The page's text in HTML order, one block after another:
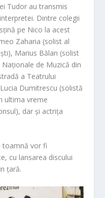
Tudor au transmis
Dintre colegii
pe Nico la acest
Zaharia (solist al
Marius Bălan (solist
Naționale de Muzică din
a Teatrului
Lucia Dumitrescu (solistă
ultima vreme
dar și actrița
toamnă vor fi
cu lansarea discului
țară.